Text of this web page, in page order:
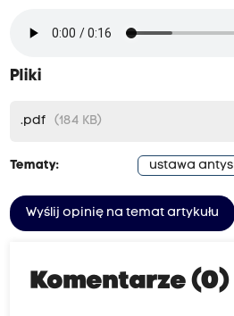
Pliki
.pdf (184 KB)
Tematy: ustawa
Wyślij opinię na temat artykułu
Komentarze (0)